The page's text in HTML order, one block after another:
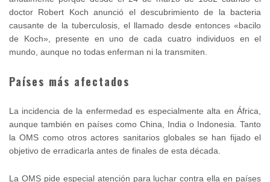
doctor Robert Koch anunció el descubrimiento de la bacteria
causante de la tuberculosis, el llamado desde entonces «bacilo
de Koch», presente en uno de cada cuatro individuos en el
mundo, aunque no todas enferman ni la transmiten.
Países más afectados
La incidencia de la enfermedad es especialmente alta en África,
aunque también en países como China, India o Indonesia. Tanto
la OMS como otros actores sanitarios globales se han fijado el
objetivo de erradicarla antes de finales de esta década.
La OMS pide especial atención para luchar contra ella en países